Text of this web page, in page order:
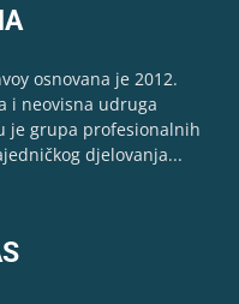
osnovana je 2012.
i neovisna udruga
je grupa profesionalnih
djelovanja...